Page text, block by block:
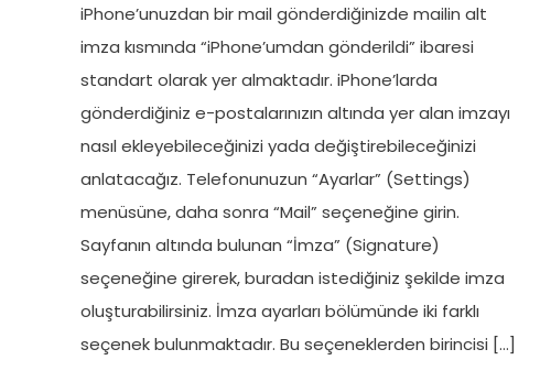
iPhone’unuzdan bir mail gönderdiğinizde mailin alt
imza kısmında “iPhone’umdan gönderildi” ibaresi
standart olarak yer almaktadır. iPhone’larda
gönderdiğiniz e-postalarınızın altında yer alan imzayı
nasıl ekleyebileceğinizi yada değiştirebileceğinizi
anlatacağız. Telefonunuzun “Ayarlar” (Settings)
menüsüne, daha sonra “Mail” seçeneğine girin.
Sayfanın altında bulunan “İmza” (Signature)
seçeneğine girerek, buradan istediğiniz şekilde imza
oluşturabilirsiniz. İmza ayarları bölümünde iki farklı
seçenek bulunmaktadır. Bu seçeneklerden birincisi […]